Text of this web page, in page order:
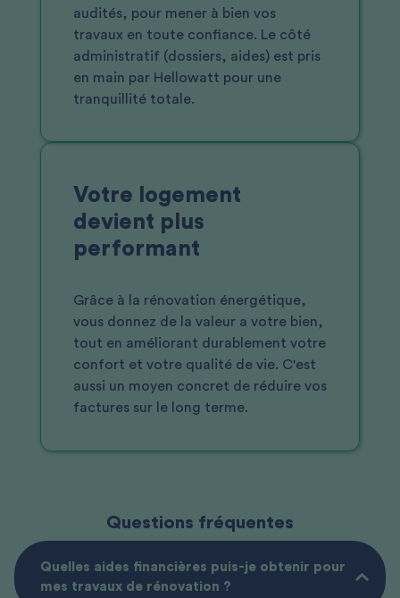
audités, pour mener à bien vos
travaux en toute confiance. Le côté
administratif (dossiers, aides) est pris
en main par Hellowatt pour une
tranquillité totale.
Votre logement
devient plus
performant
Grâce à la rénovation énergétique,
vous donnez de la valeur a votre bien,
tout en améliorant durablement votre
confort et votre qualité de vie. C'est
aussi un moyen concret de réduire vos
factures sur le long terme.
Questions fréquentes
Quelles aides financières puis-je obtenir pour
mes travaux de rénovation ?